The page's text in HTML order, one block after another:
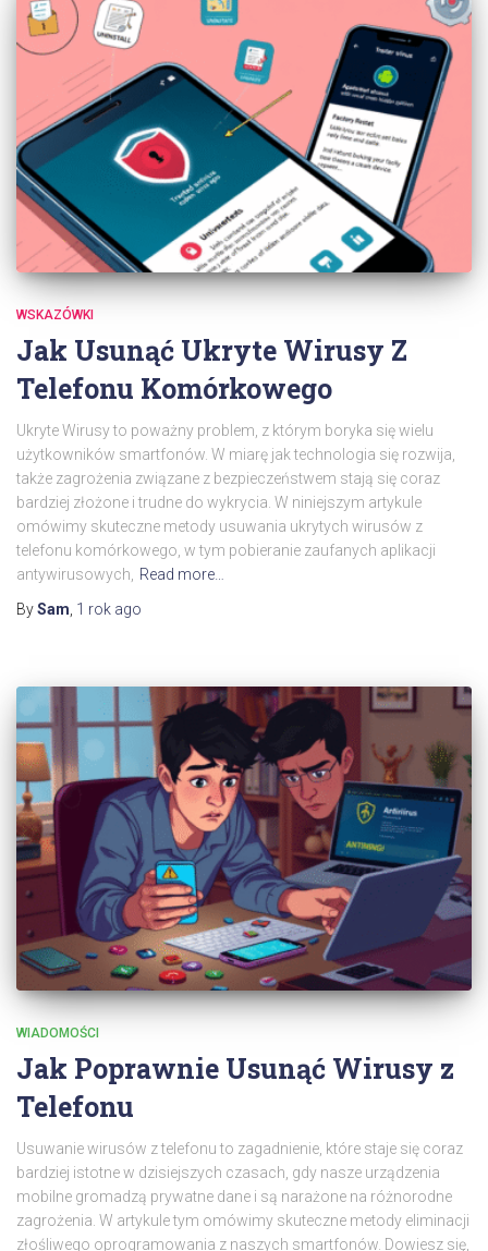
WSKAZÓWKI
Jak Usunąć Ukryte Wirusy Z
Telefonu Komórkowego
Ukryte Wirusy to poważny problem, z którym boryka się wielu
użytkowników smartfonów. W miarę jak technologia się rozwija,
także zagrożenia związane z bezpieczeństwem stają się coraz
bardziej złożone i trudne do wykrycia. W niniejszym artykule
omówimy skuteczne metody usuwania ukrytych wirusów z
telefonu komórkowego, w tym pobieranie zaufanych aplikacji
antywirusowych, Read more…
BySam, 1 rok ago
WIADOMOŚCI
Jak Poprawnie Usunąć Wirusy z
Telefonu
Usuwanie wirusów z telefonu to zagadnienie, które staje się coraz
bardziej istotne w dzisiejszych czasach, gdy nasze urządzenia
mobilne gromadzą prywatne dane i są narażone na różnorodne
zagrożenia. W artykule tym omówimy skuteczne metody eliminacji
złośliwego oprogramowania z naszych smartfonów. Dowiesz się,